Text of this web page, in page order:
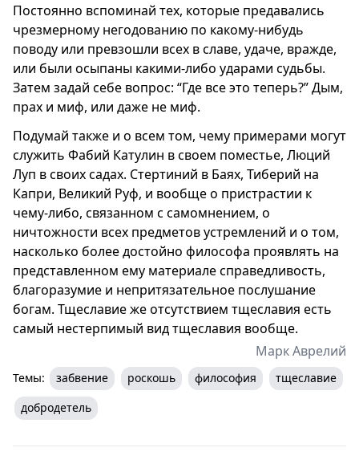
Постоянно вспоминай тех, которые предавались
чрезмерному негодованию по какому-нибудь
поводу или превзошли всех в славе, удаче, вражде,
или были осыпаны какими-либо ударами судьбы.
Затем задай себе вопрос: “Где все это теперь?” Дым,
прах и миф, или даже не миф.
Подумай также и о всем том, чему примерами могут
служить Фабий Катулин в своем поместье, Люций
Луп в своих садах. Стертиний в Баях, Тиберий на
Капри, Великий Руф, и вообще о пристрастии к
чему-либо, связанном с самомнением, о
ничтожности всех предметов устремлений и о том,
насколько более достойно философа проявлять на
представленном ему материале справедливость,
благоразумие и непритязательное послушание
богам. Тщеславие же отсутствием тщеславия есть
самый нестерпимый вид тщеславия вообще.
Марк Аврелий
Темы: забвение роскошь философия
тщеславие
добродетель